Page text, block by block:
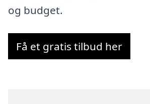
og budget.
Få et gratis tilbud her